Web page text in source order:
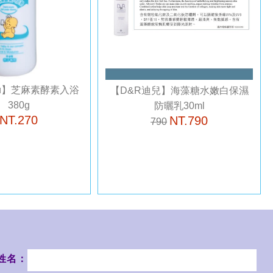
芝麻素酵素入浴
380g
NT.270
【D&R迪兒】海藻糖水嫩白保濕
防曬乳30ml
790 NT.790
名：